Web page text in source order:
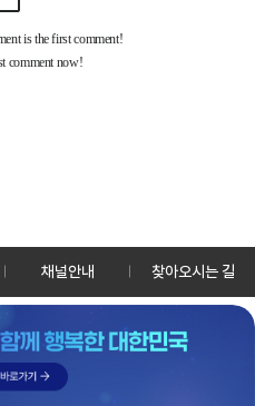
채널안내 찾아오시는 길
사로 13 한국정책방송원 KTV
204-8000
All Rights Reserved.